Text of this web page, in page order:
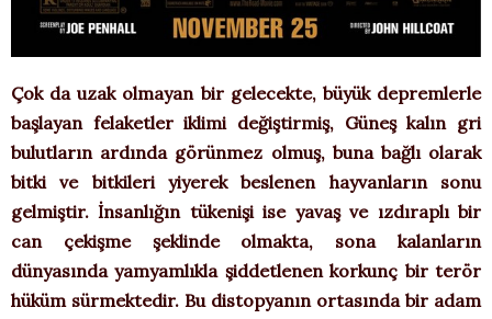
Çok da uzak olmayan bir gelecekte, büyük depremlerle
başlayan felaketler iklimi değiştirmiş, Güneş kalın gri
bulutların ardında görünmez olmuş, buna bağlı olarak
bitki ve bitkileri yiyerek beslenen hayvanların sonu
gelmiştir. İnsanlığın tükenişi ise yavaş ve ızdıraplı bir
can çekişme şeklinde olmakta, sona kalanların
dünyasında yamyamlıkla şiddetlenen korkunç bir terör
hüküm sürmektedir. Bu distopyanın ortasında bir adam